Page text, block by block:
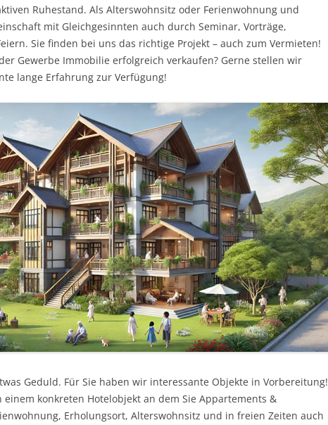
Ruhestand. Als Alterswohnsitz oder Ferienwohnung und
mit Gleichgesinnten auch durch Seminar, Vorträge,
Sie finden bei uns das richtige Projekt – auch zum Vermieten!
Gewerbe Immobilie erfolgreich verkaufen? Gerne stellen wir
lange Erfahrung zur Verfügung!
Geduld. Für Sie haben wir interessante Objekte in Vorbereitung!
konkreten Hotelobjekt an dem Sie Appartements &
Erholungsort, Alterswohnsitz und in freien Zeiten auch